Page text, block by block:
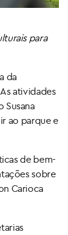
para
da
atividades
Susana
ao parque e
de bem-
sobre
Carioca